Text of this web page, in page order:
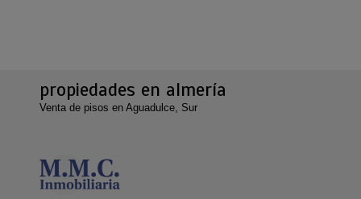
propiedades en almería
Venta de pisos en Aguadulce, Sur